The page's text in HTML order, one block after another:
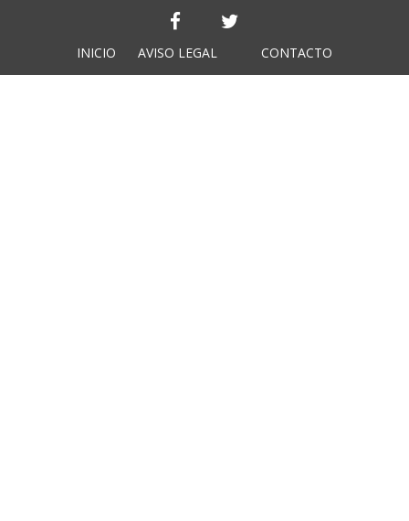
INICIO AVISO LEGAL CONTACTO